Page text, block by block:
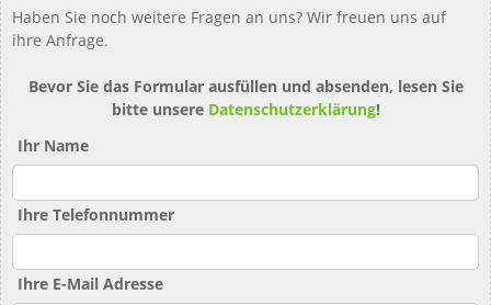
Haben Sie noch weitere Fragen an uns? Wir freuen uns auf
ihre Anfrage.
Bevor Sie das Formular ausfüllen und absenden, lesen Sie
bitte unsere Datenschutzerklärung!
Ihr Name
Ihre Telefonnummer
Ihre E-Mail Adresse